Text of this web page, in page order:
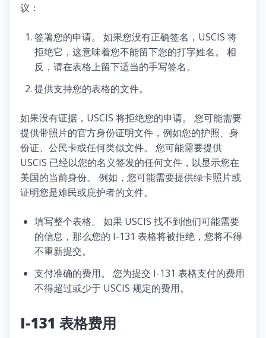
议：
签署您的申请。 如果您没有正确签名，USCIS 将
拒绝它，这意味着您不能留下您的打字姓名。 相
反，请在表格上留下适当的手写签名。
提供支持您的表格的文件。
如果没有证据，USCIS 将拒绝您的申请。 您可能需要
提供带照片的官方身份证明文件，例如您的护照、身
份证、公民卡或任何类似文件。 您可能需要提供
USCIS 已经以您的名义签发的任何文件，以显示您在
美国的当前身份。 例如，您可能需要提供绿卡照片或
证明您是难民或庇护者的文件。
填写整个表格。 如果 USCIS 找不到他们可能需要
的信息，那么您的 I-131 表格将被拒绝，您将不得
不重新提交。
支付准确的费用。 您为提交 I-131 表格支付的费用
不得超过或少于 USCIS 规定的费用。
I-131 表格费用